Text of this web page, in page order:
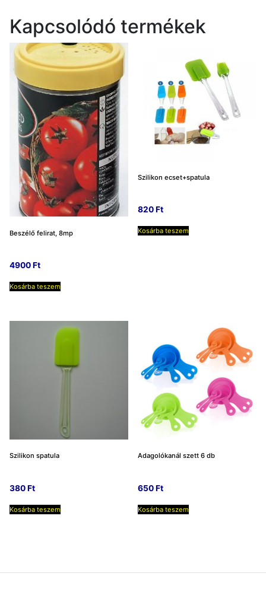
Kapcsolódó termékek
Beszélő felirat, 8mp
4900Ft
Kosárba teszem
Szilikon ecset+spatula
820Ft
Kosárba teszem
Szilikon spatula
380Ft
Kosárba teszem
Adagolókanál szett 6 db
650Ft
Kosárba teszem